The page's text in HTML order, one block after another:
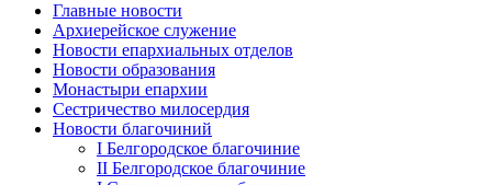
Главные новости
Архиерейское служение
Новости епархиальных отделов
Новости образования
Монастыри епархии
Сестричество милосердия
Новости благочиний
I Белгородское благочиние
II Белгородское благочиние